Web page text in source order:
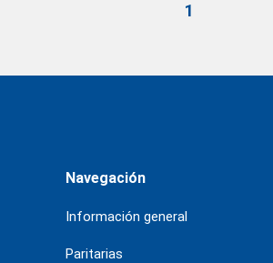
1
Navegación
Información general
Paritarias